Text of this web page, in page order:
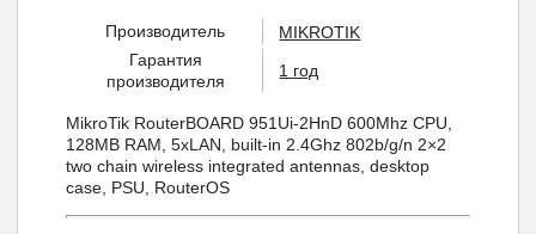
Производитель
MIKROTIK
Гарантия
производителя
1 год
MikroTik RouterBOARD 951Ui-2HnD 600Mhz CPU,
128MB RAM, 5xLAN, built-in 2.4Ghz 802b/g/n 2×2
two chain wireless integrated antennas, desktop
case, PSU, RouterOS